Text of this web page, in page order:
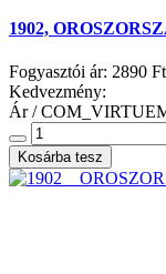
1902,
Fogyasztói ár: 2890 Ft
Kedvezmény:
Ár /